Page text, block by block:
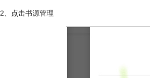
2、点击书源管理